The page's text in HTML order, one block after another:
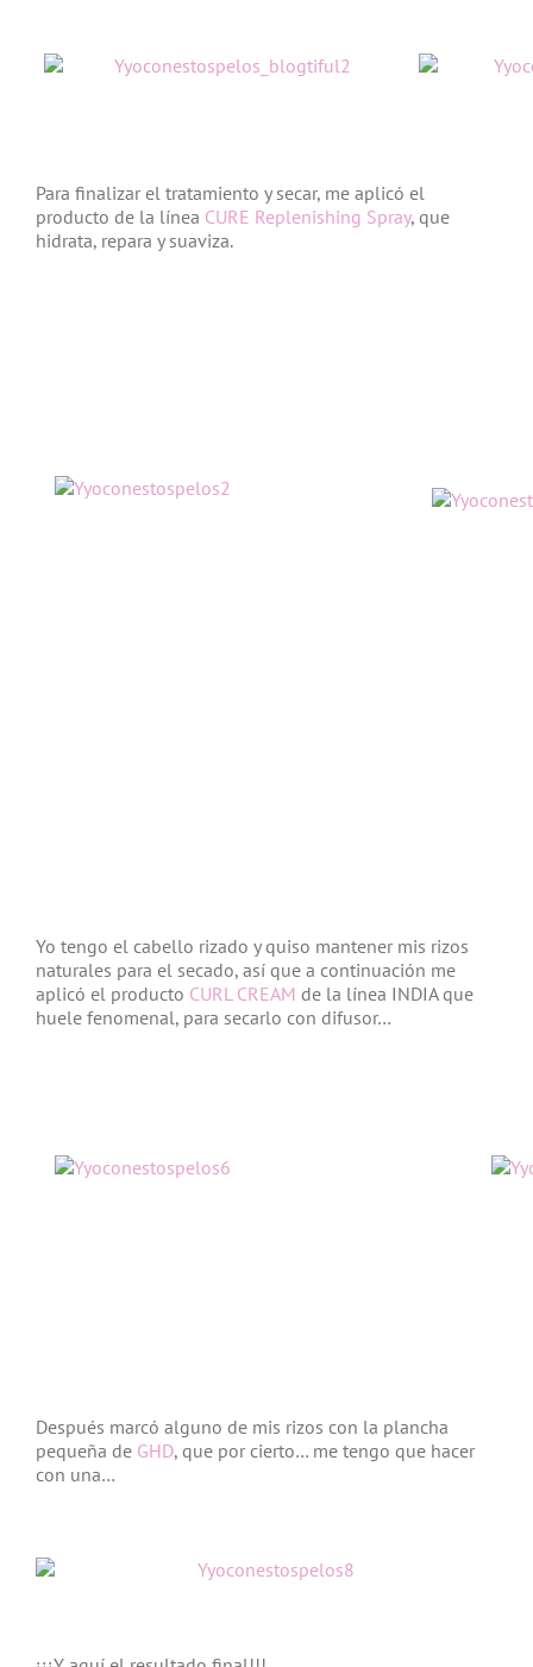
Para finalizar el tratamiento y secar, me aplicó el
producto de la línea CURE Replenishing Spray, que
hidrata, repara y suaviza.
Yo tengo el cabello rizado y quiso mantener mis rizos
naturales para el secado, así que a continuación me
aplicó el producto CURL CREAM de la línea INDIA que
huele fenomenal, para secarlo con difusor…
Después marcó alguno de mis rizos con la plancha
pequeña de GHD, que por cierto… me tengo que hacer
con una…